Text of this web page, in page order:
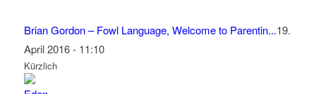
Brian Gordon – Fowl Language, Welcome to Parentin...19.
April 2016 - 11:10
Kürzlich